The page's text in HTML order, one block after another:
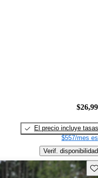
El precio incluye tasas
$557/mes
Verif. disponibilidad